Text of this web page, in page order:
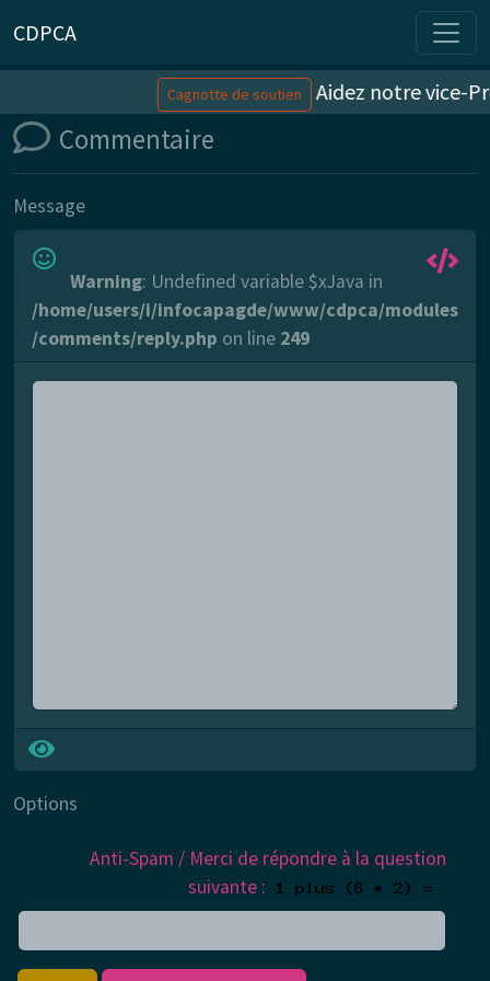
CDPCA
Cagnotte de soutien Aidez notre vice-
Commentaire
Message
Warning: Undefined variable $xJava in
/home/users/i/infocapagde/www/cdpca/modules
/comments/reply.php on line 249
Options
Anti-Spam / Merci de répondre à la question
suivante :